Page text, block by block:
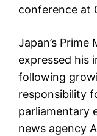
conference at
Japan’s Prime
expressed his
following
responsibility
parliamentary
news agency